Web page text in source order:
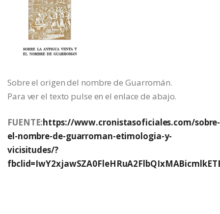
Sobre el origen del nombre de Guarromán.
Para ver el texto pulse en el enlace de abajo.
FUENTE:https://www.cronistasoficiales.com/sobre-
el-nombre-de-guarroman-etimologia-y-
vicisitudes/?